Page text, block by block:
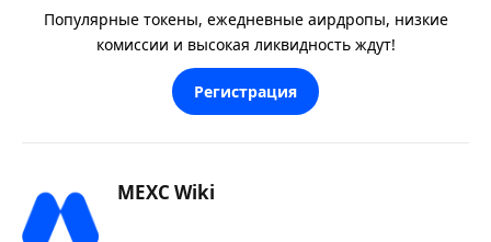
Популярные токены, ежедневные аирдропы, низкие
комиссии и высокая ликвидность ждут!
Регистрация
MEXC Wiki